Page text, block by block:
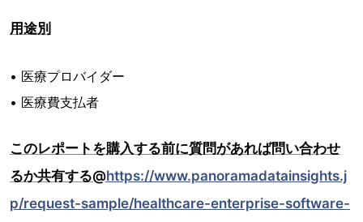
用途別
• 医療プロバイダー
• 医療費支払者
このレポートを購入する前に質問があれば問い合わせ
るか共有する@https://www.panoramadatainsights.j
p/request-sample/healthcare-enterprise-software-